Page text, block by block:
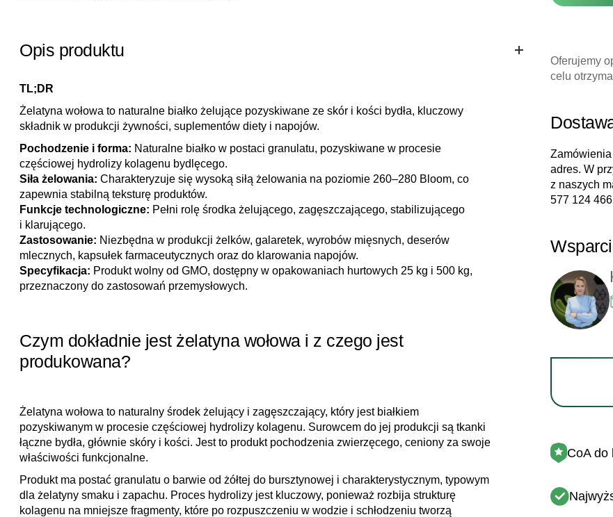
Opis produktu
TL;DR
Żelatyna wołowa to naturalne białko żelujące pozyskiwane ze skór i kości bydła, kluczowy
składnik w produkcji żywności, suplementów diety i napojów.
Pochodzenie i forma: Naturalne białko w postaci granulatu, pozyskiwane w procesie
częściowej hydrolizy kolagenu bydlęcego.
Siła żelowania: Charakteryzuje się wysoką siłą żelowania na poziomie 260–280 Bloom, co
zapewnia stabilną teksturę produktów.
Funkcje technologiczne: Pełni rolę środka żelującego, zagęszczającego, stabilizującego
i klarującego.
Zastosowanie: Niezbędna w produkcji żelków, galaretek, wyrobów mięsnych, deserów
mlecznych, kapsułek farmaceutycznych oraz do klarowania napojów.
Specyfikacja: Produkt wolny od GMO, dostępny w opakowaniach hurtowych 25 kg i 500 kg,
przeznaczony do zastosowań przemysłowych.
Czym dokładnie jest żelatyna wołowa i z czego jest
produkowana?
Żelatyna wołowa to naturalny środek żelujący i zagęszczający, który jest białkiem
pozyskiwanym w procesie częściowej hydrolizy kolagenu. Surowcem do jej produkcji są tkanki
łączne bydła, głównie skóry i kości. Jest to produkt pochodzenia zwierzęcego, ceniony za swoje
właściwości funkcjonalne.
Produkt ma postać granulatu o barwie od żółtej do bursztynowej i charakterystycznym, typowym
dla żelatyny smaku i zapachu. Proces hydrolizy jest kluczowy, ponieważ rozbija strukturę
kolagenu na mniejsze fragmenty, które po rozpuszczeniu w wodzie i schłodzeniu tworzą
Oferujemy
celu
adres. W
z naszych
577 124 466
CoA do